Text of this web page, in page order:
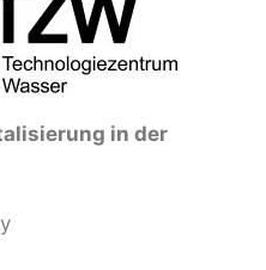
in der